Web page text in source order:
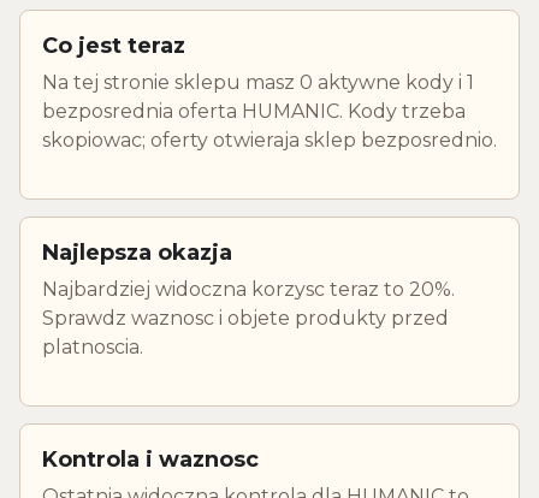
Co jest teraz
Na tej stronie sklepu masz 0 aktywne kody i 1
bezposrednia oferta HUMANIC. Kody trzeba
skopiowac; oferty otwieraja sklep bezposrednio.
Najlepsza okazja
Najbardziej widoczna korzysc teraz to 20%.
Sprawdz waznosc i objete produkty przed
platnoscia.
Kontrola i waznosc